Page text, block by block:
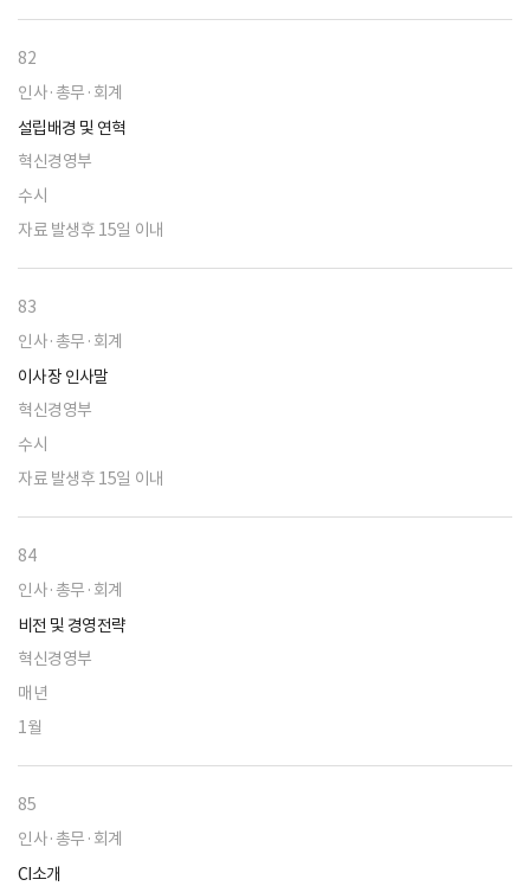
82
인사·총무·회계
설립배경 및 연혁
혁신경영부
수시
자료 발생후 15일 이내
83
인사·총무·회계
이사장 인사말
혁신경영부
수시
자료 발생후 15일 이내
84
인사·총무·회계
비전 및 경영전략
혁신경영부
매년
1월
85
인사·총무·회계
CI소개